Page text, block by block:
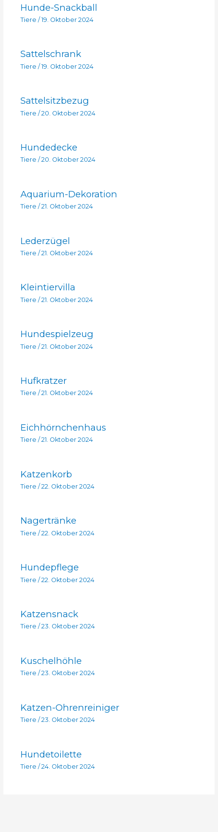
Hunde-Snackball
Tiere / 19. Oktober 2024
Sattelschrank
Tiere /19. Oktober 2024
Sattelsitzbezug
Tiere /20. Oktober 2024
Hundedecke
Tiere / 20. Oktober 2024
Aquarium-Dekoration
Tiere / 21. Oktober 2024
Lederzügel
Tiere / 21. Oktober 2024
Kleintiervilla
Tiere / 21. Oktober 2024
Hundespielzeug
Tiere /21. Oktober 2024
Hufkratzer
Tiere / 21. Oktober 2024
Eichhörnchenhaus
Tiere / 21. Oktober 2024
Katzenkorb
Tiere / 22. Oktober 2024
Nagertränke
Tiere / 22. Oktober 2024
Hundepflege
Tiere /22. Oktober 2024
Katzensnack
Tiere / 23. Oktober 2024
Kuschelhöhle
Tiere / 23. Oktober 2024
Katzen-Ohrenreiniger
Tiere / 23. Oktober 2024
Hundetoilette
Tiere / 24. Oktober 2024